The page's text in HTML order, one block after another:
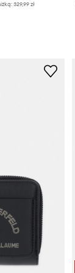
329,99 zł